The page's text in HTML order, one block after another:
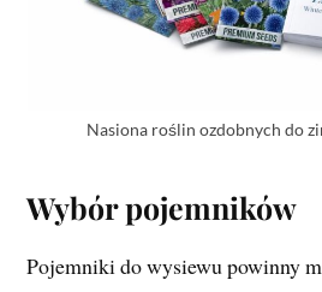
Nasiona roślin ozdobnych do
Wybór pojemników
Pojemniki do wysiewu powinny